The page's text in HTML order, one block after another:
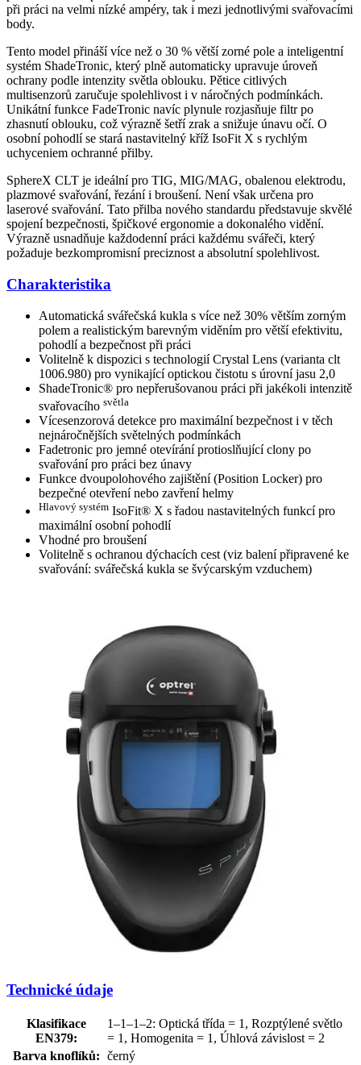
při práci na velmi nízké ampéry, tak i mezi jednotlivými svařovacími
body.
Tento model přináší více než o 30 % větší zorné pole a inteligentní
systém ShadeTronic, který plně automaticky upravuje úroveň
ochrany podle intenzity světla oblouku. Pětice citlivých
multisenzorů zaručuje spolehlivost i v náročných podmínkách.
Unikátní funkce FadeTronic navíc plynule rozjasňuje filtr po
zhasnutí oblouku, což výrazně šetří zrak a snižuje únavu očí. O
osobní pohodlí se stará nastavitelný kříž IsoFit X s rychlým
uchyceniem ochranné přilby.
SphereX CLT je ideální pro TIG, MIG/MAG, obalenou elektrodu,
plazmové svařování, řezání i broušení. Není však určena pro
laserové svařování. Tato přilba nového standardu představuje skvělé
spojení bezpečnosti, špičkové ergonomie a dokonalého vidění.
Výrazně usnadňuje každodenní práci každému svářeči, který
požaduje bezkompromisní preciznost a absolutní spolehlivost.
Charakteristika
Automatická svářečská kukla s více než 30% větším zorným
polem a realistickým barevným viděním pro větší efektivitu,
pohodlí a bezpečnost při práci
Volitelně k dispozici s technologií Crystal Lens (varianta clt
1006.980) pro vynikající optickou čistotu s úrovní jasu 2,0
ShadeTronic® pro nepřerušovanou práci při jakékoli intenzitě
svařovacího světla
Vícesenzorová detekce pro maximální bezpečnost i v těch
nejnáročnějších světelných podmínkách
Fadetronic pro jemné otevírání protioslňující clony po
svařování pro práci bez únavy
Funkce dvoupolohového zajištění (Position Locker) pro
bezpečné otevření nebo zavření helmy
Hlavový systém IsoFit® X s řadou nastavitelných funkcí pro
maximální osobní pohodlí
Vhodné pro broušení
Volitelně s ochranou dýchacích cest (viz balení připravené ke
svařování: svářečská kukla se švýcarským vzduchem)
Technické údaje
Klasifikace
EN379:
1–1–1–2: Optická třída = 1, Rozptýlené světlo
= 1, Homogenita = 1, Úhlová závislost = 2
Barva knoflíků: černý